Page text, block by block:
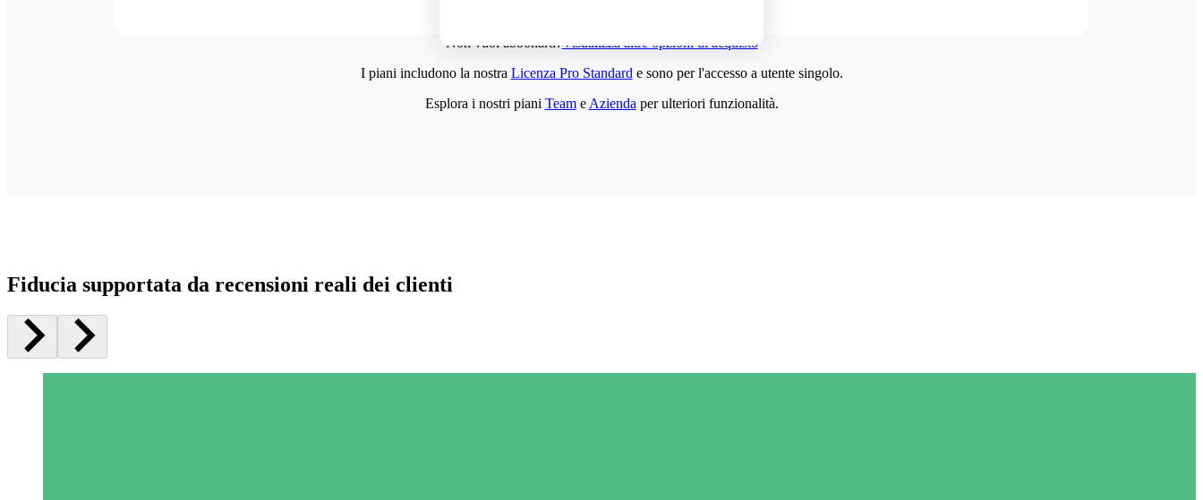
Non vuoi abbonarti?Visualizza altre opzioni di acquisto
I piani includono la nostra Licenza Pro Standard e sono per l'accesso a utente singolo.
Esplora i nostri piani Teame Azienda per ulteriori funzionalità.
Fiducia supportata da recensioni reali dei clienti